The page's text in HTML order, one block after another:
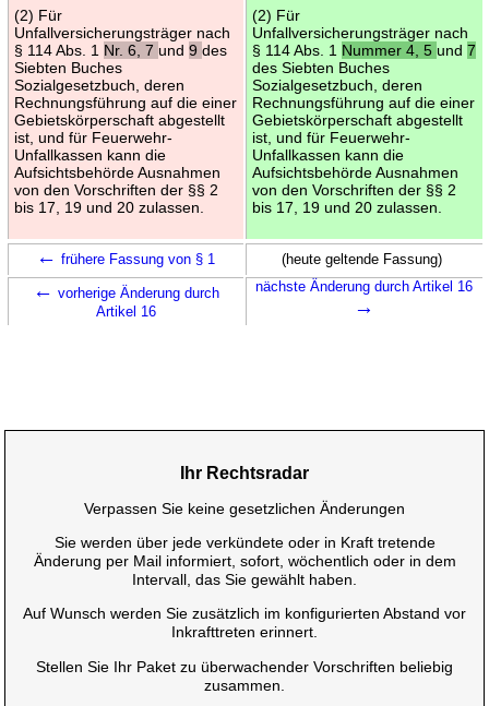
(2) Für
Unfallversicherungsträger nach
§ 114 Abs. 1 Nr. 6, 7 und 9 des
Siebten Buches
Sozialgesetzbuch, deren
Rechnungsführung auf die einer
Gebietskörperschaft abgestellt
ist, und für Feuerwehr-
Unfallkassen kann die
Aufsichtsbehörde Ausnahmen
von den Vorschriften der §§ 2
bis 17, 19 und 20 zulassen.
(2) Für
Unfallversicherungsträger nach
§ 114 Abs. 1 Nummer 4, 5 und 7
des Siebten Buches
Sozialgesetzbuch, deren
Rechnungsführung auf die einer
Gebietskörperschaft abgestellt
ist, und für Feuerwehr-
Unfallkassen kann die
Aufsichtsbehörde Ausnahmen
von den Vorschriften der §§ 2
bis 17, 19 und 20 zulassen.
← frühere Fassung von § 1 (heute geltende Fassung)
← vorherige Änderung durch
Artikel 16
nächste Änderung durch Artikel 16
→
Ihr Rechtsradar
Verpassen Sie keine gesetzlichen Änderungen
Sie werden über jede verkündete oder in Kraft tretende
Änderung per Mail informiert, sofort, wöchentlich oder in dem
Intervall, das Sie gewählt haben.
Auf Wunsch werden Sie zusätzlich im konfigurierten Abstand vor
Inkrafttreten erinnert.
Stellen Sie Ihr Paket zu überwachender Vorschriften beliebig
zusammen.